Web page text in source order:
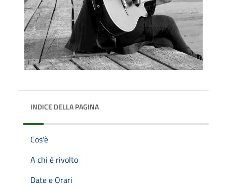
INDICE DELLA PAGINA
Cos'è
A chi è rivolto
Date e Orari